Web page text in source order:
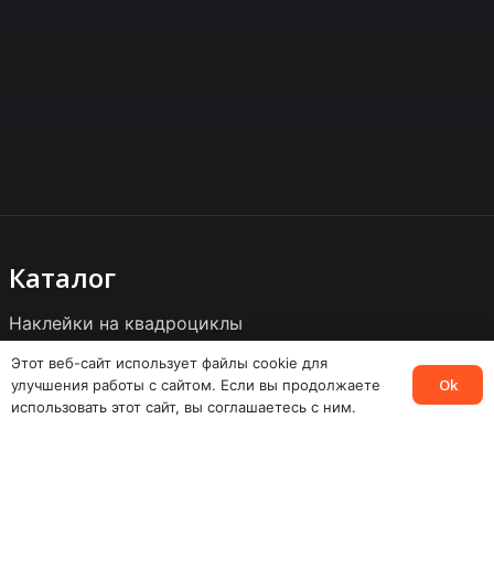
Каталог
Наклейки на квадроциклы
Наклейки на снегоходы
Наклейки на гидроциклы
Этот веб-сайт использует файлы cookie для
улучшения работы с сайтом. Если вы продолжаете
использовать этот сайт, вы соглашаетесь с ним.
Ok